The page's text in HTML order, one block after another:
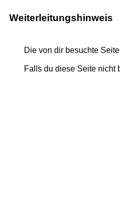
Weiterleitungshinweis
Die von dir besuchte
Falls du diese Seite nicht